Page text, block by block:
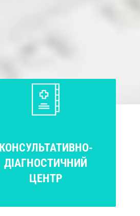
ДІАГНОСТИЧНИЙ
ЦЕНТР